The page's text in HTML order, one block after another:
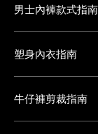
男士內褲款式指南
塑身內衣指南
牛仔褲剪裁指南